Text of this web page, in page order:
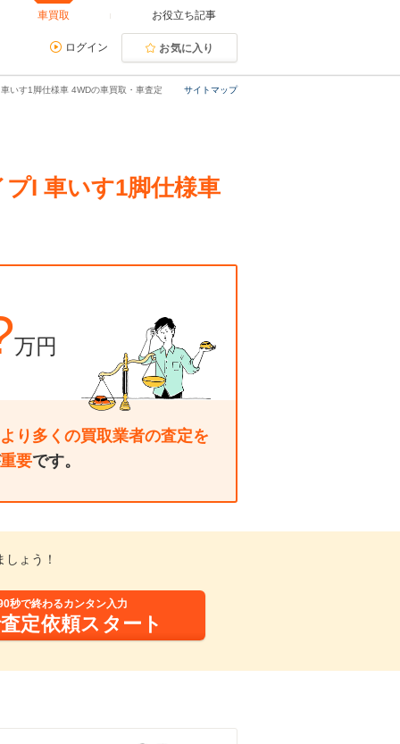
車買取 お役立ち記事
ログイン お気に入り
サイトマップ
いす1脚仕様車 4WDの車買取・車査定
I 車いす1脚仕様車
万円
より多くの買取業者の査定を
重要です。
ょう！
秒で終わるカンタン入力
定依頼スタート